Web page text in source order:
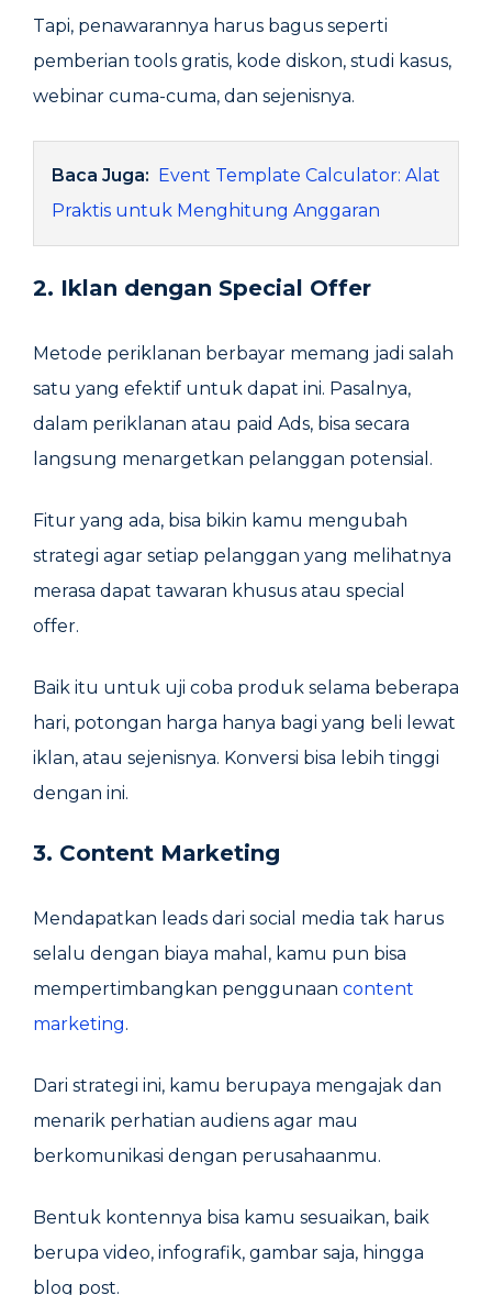
Tapi, penawarannya harus bagus seperti
pemberian tools gratis, kode diskon, studi kasus,
webinar cuma-cuma, dan sejenisnya.
Baca Juga: Event Template Calculator: Alat
Praktis untuk Menghitung Anggaran
2. Iklan dengan Special Offer
Metode periklanan berbayar memang jadi salah
satu yang efektif untuk dapat ini. Pasalnya,
dalam periklanan atau paid Ads, bisa secara
langsung menargetkan pelanggan potensial.
Fitur yang ada, bisa bikin kamu mengubah
strategi agar setiap pelanggan yang melihatnya
merasa dapat tawaran khusus atau special
offer.
Baik itu untuk uji coba produk selama beberapa
hari, potongan harga hanya bagi yang beli lewat
iklan, atau sejenisnya. Konversi bisa lebih tinggi
dengan ini.
3. Content Marketing
Mendapatkan leads dari social media tak harus
selalu dengan biaya mahal, kamu pun bisa
mempertimbangkan penggunaan content
marketing.
Dari strategi ini, kamu berupaya mengajak dan
menarik perhatian audiens agar mau
berkomunikasi dengan perusahaanmu.
Bentuk kontennya bisa kamu sesuaikan, baik
berupa video, infografik, gambar saja, hingga
blog post.